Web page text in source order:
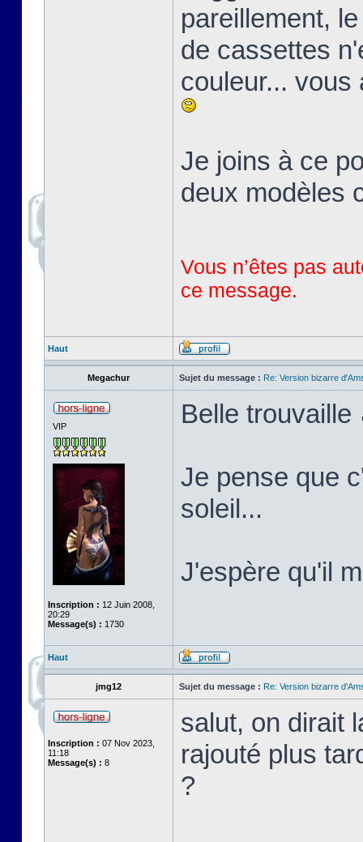
pareillement,
de cassettes
couleur... vous
Je joins à ce
deux modèles
Vous n’êtes pas
ce message.
Haut
Megachur Sujet du message : Re: Version bizarre
VIP
Inscription : 12 Juin 2008,
20:29
Message(s) : 1730
Belle trouvaille
Je pense que
soleil...
J'espère qu'il
Haut
jmg12 Sujet du message : Re: Version bizarre
Inscription : 07 Nov 2023,
11:18
Message(s) : 8
salut, on dirait
rajouté plus
?